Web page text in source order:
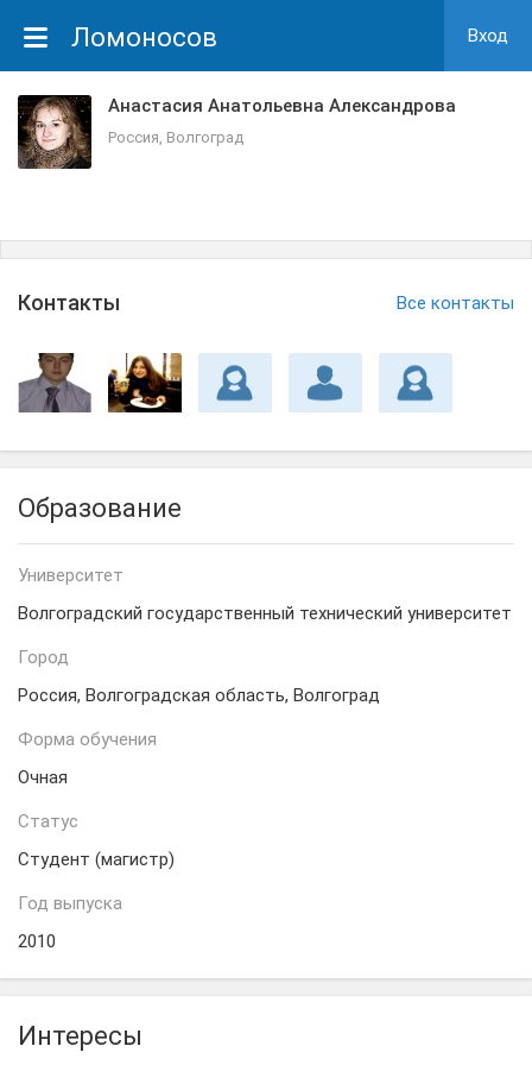
Ломоносов Вход
Анастасия Анатольевна Александрова
Россия, Волгоград
Контакты Все контакты
Образование
Университет
Волгоградский государственный технический университет
Город
Россия, Волгоградская область, Волгоград
Форма обучения
Очная
Статус
Студент (магистр)
Год выпуска
2010
Интересы